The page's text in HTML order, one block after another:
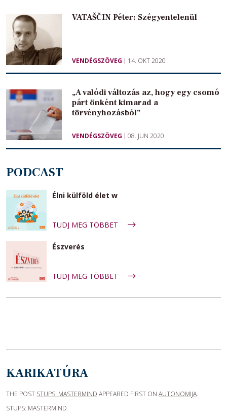
VATAŠČIN Péter: Szégyentelenül
VENDÉGSZÖVEG 14. OKT 2020
„A valódi változás az, hogy egy csomó
párt önként kimarad a
törvényhozásból”
VENDÉGSZÖVEG 08. JUN 2020
PODCAST
Élni külföld élet w
TUDJ MEG TÖBBET
Észverés
TUDJ MEG TÖBBET
KARIKATÚRA
THE POST STUPS: MASTERMIND APPEARED FIRST ON AUTONOMIJA.
STUPS: MASTERMIND